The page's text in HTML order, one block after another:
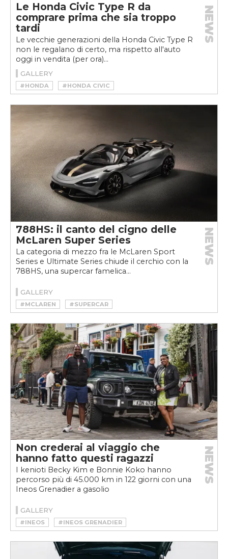
Le Honda Civic Type R da
comprare prima che sia troppo
tardi
Le vecchie generazioni della Honda Civic Type R
non le regalano di certo, ma rispetto all'auto
oggi in vendita (per ora)...
NEWS
GALLERY
#HONDA
#HONDA CIVIC
#HONDA CIVIC TYPE R
788HS: il canto del cigno delle
McLaren Super Series
La categoria di mezzo fra le McLaren Sport
Series e Ultimate Series chiude il cerchio con la
788HS, una supercar famelica...
NEWS
GALLERY
#MCLAREN #SUPERCAR
Non crederai al viaggio che
hanno fatto questi ragazzi
I kenioti Becky Kim e Bonnie Koko hanno
percorso più di 45.000 km in 122 giorni con una
Ineos Grenadier a gasolio
NEWS
GALLERY
#INEOS #INEOS GRENADIER